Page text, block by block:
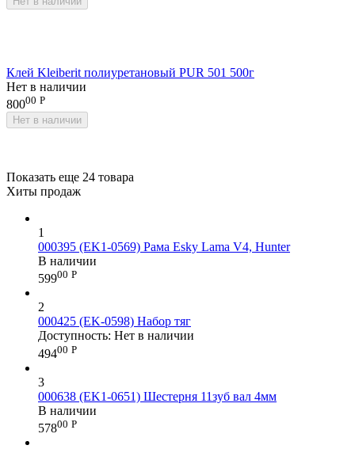
Клей Kleiberit полиуретановый PUR 501 500г
Нет в наличии
80000 Р
Нет в наличии
Показать еще 24 товара
Хиты продаж
1
000395 (EK1-0569) Рама Esky Lama V4, Hunter
В наличии
59900 Р
2
000425 (EK-0598) Набор тяг
Доступность: Нет в наличии
49400 Р
3
000638 (EK1-0651) Шестерня 11зуб вал 4мм
В наличии
57800 Р